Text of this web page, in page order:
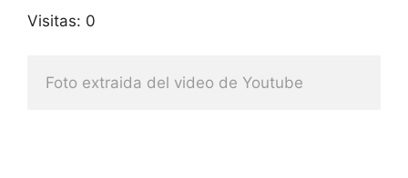
Visitas: 0
Foto extraida del video de Youtube